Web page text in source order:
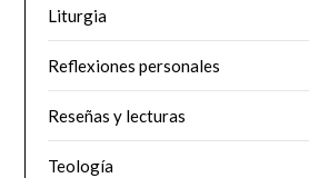
Liturgia
Reflexiones personales
Reseñas y lecturas
Teología